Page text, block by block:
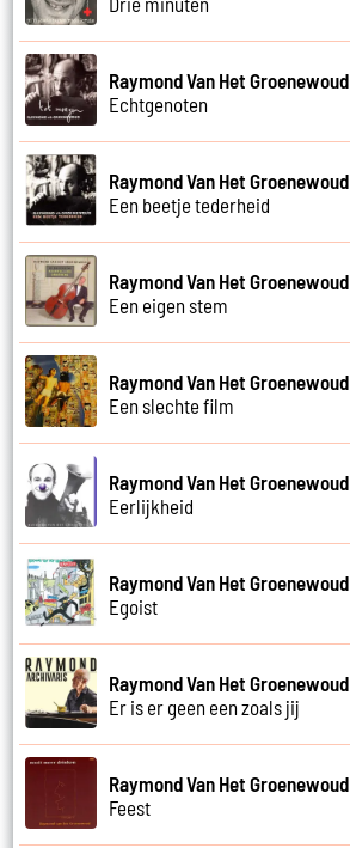
Raymond Van Het Groenewoud
Echtgenoten
Raymond Van Het Groenewoud
Een beetje tederheid
Raymond Van Het Groenewoud
Een eigen stem
Raymond Van Het Groenewoud
Een slechte film
Raymond Van Het Groenewoud
Eerlijkheid
Raymond Van Het Groenewoud
Egoist
Raymond Van Het Groenewoud
Er is er geen een zoals jij
Raymond Van Het Groenewoud
Feest